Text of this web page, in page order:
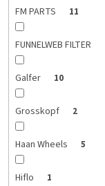
FM PARTS 11
FUNNELWEB FILTER
Galfer 10
Grosskopf 2
Haan Wheels 5
Hiflo 1